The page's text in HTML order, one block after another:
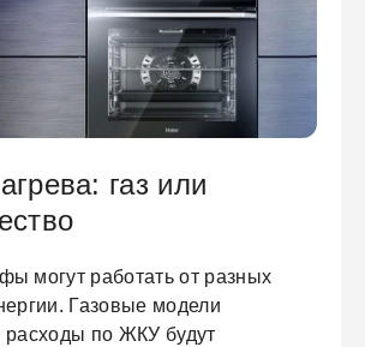
газ или
могут работать от разных
Газовые модели
расходы по ЖКУ будут